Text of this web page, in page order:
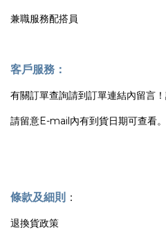
兼職服務配搭員
客戶服務：
有關訂單查詢請到訂單連結內留言
請留意E-mail內有到貨日期可查看。
條款及細則 ：
退換貨政策